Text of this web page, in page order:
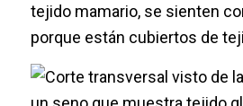
tejido mamario, se sienten
porque están cubiertos de